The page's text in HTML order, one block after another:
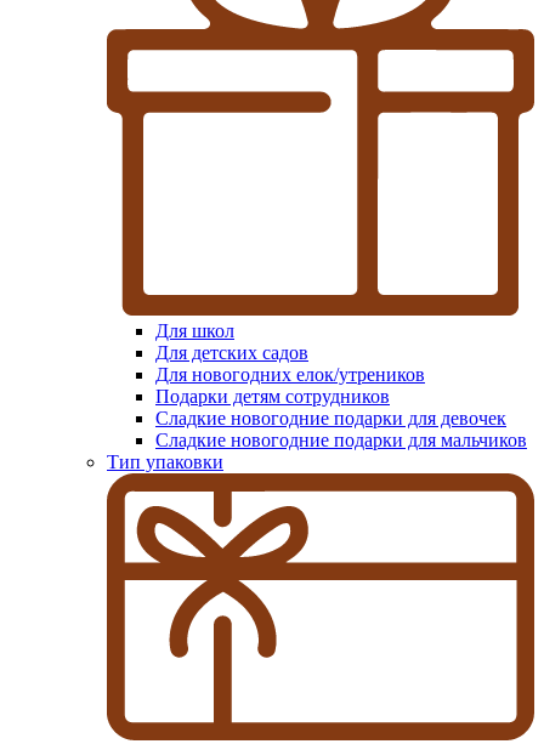
Для школ
Для детских садов
Для новогодних елок/утреников
Подарки детям сотрудников
Сладкие новогодние подарки для девочек
Сладкие новогодние подарки для мальчиков
Тип упаковки